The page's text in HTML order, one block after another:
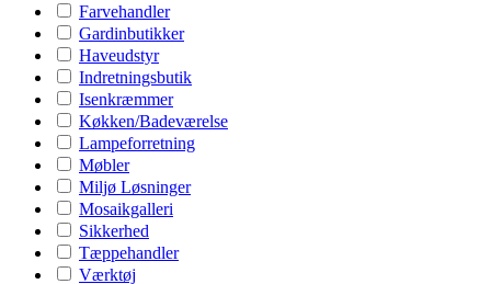
Farvehandler
Gardinbutikker
Haveudstyr
Indretningsbutik
Isenkræmmer
Køkken/Badeværelse
Lampeforretning
Møbler
Miljø Løsninger
Mosaikgalleri
Sikkerhed
Tæppehandler
Værktøj